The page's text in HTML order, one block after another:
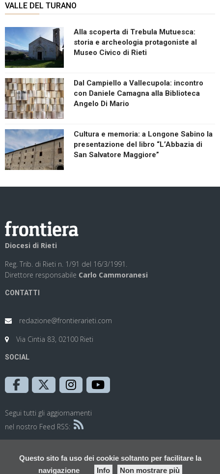
Questo sito fa uso dei cookie soltanto per facilitare la
navigazione
Info Non mostrare più
VALLE DEL TURANO
Alla scoperta di Trebula Mutuesca:
storia e archeologia protagoniste al
Museo Civico di Rieti
Dal Campiello a Vallecupola: incontro
con Daniele Camagna alla Biblioteca
Angelo Di Mario
Cultura e memoria: a Longone Sabino la
presentazione del libro “L’Abbazia di
San Salvatore Maggiore”
Diocesi di Rieti
Reg. Trib. di Rieti n. 1/91 del 16/3/1991.
Direttore responsabile Carlo Cammoranesi
CONTATTI
redazione@frontierarieti.com
Via Cintia 83, 02100 Rieti
SOCIAL
Segui tutti gli aggiornamenti
nel nostro Feed RSS: